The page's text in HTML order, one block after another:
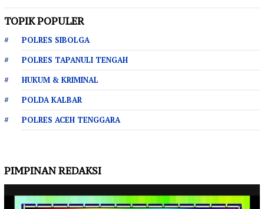
TOPIK POPULER
POLRES SIBOLGA
POLRES TAPANULI TENGAH
HUKUM & KRIMINAL
POLDA KALBAR
POLRES ACEH TENGGARA
PIMPINAN REDAKSI